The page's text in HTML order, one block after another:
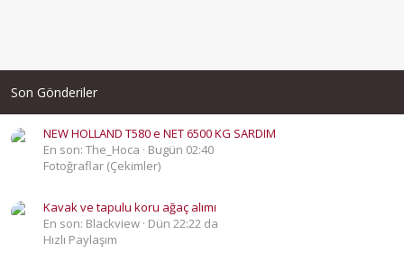
Son Gönderiler
NEW HOLLAND T580 e NET 6500 KG SARDIM
En son: The_Hoca
Bugün 02:40
Fotoğraflar (Çekimler)
Kavak ve tapulu koru ağaç alımı
En son: Blackview Dün 22:22 da
Hızlı Paylaşım